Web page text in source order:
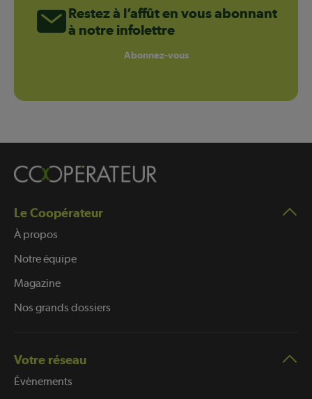
Restez à l’affût en vous abonnant
à notre infolettre
Abonnez-vous
Le Coopérateur
À propos
Notre équipe
Magazine
Nos grands dossiers
Votre réseau
Évènements